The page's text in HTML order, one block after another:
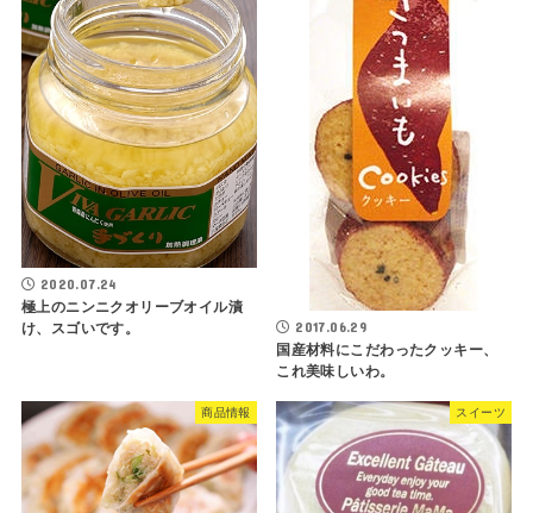
2020.07.24
極上のニンニクオリーブオイル漬
け、スゴいです。
2017.06.29
国産材料にこだわったクッキー、
これ美味しいわ。
商品情報 スイーツ